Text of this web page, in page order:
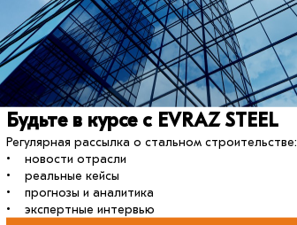
открылся новый терминал
Обновлённая воздушная гавань приняла
первых пассажиров.
отрасль
металлоконструкции
строительство
05 ноября 2024
Будьте в курсе с EVRAZ STEEL
Регулярная рассылка о стальном строительстве:
• новости отрасли
• реальные кейсы
• прогнозы и аналитика
• экспертные интервью